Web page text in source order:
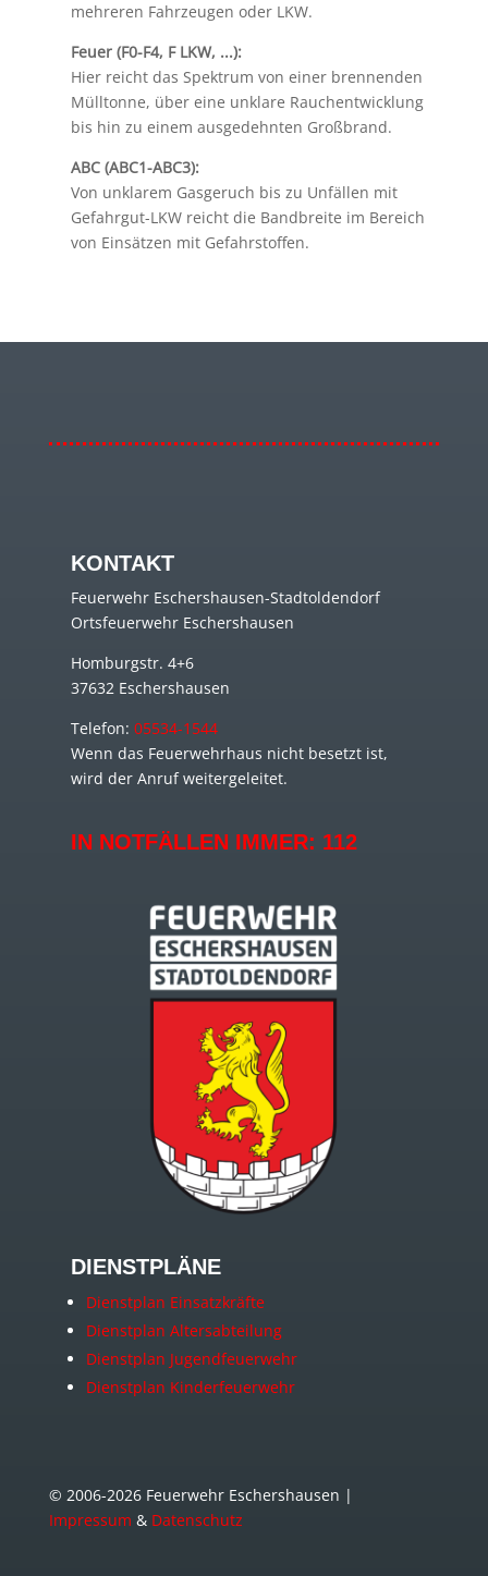
mehreren Fahrzeugen oder LKW.
Feuer (F0-F4, F LKW, ...):
Hier reicht das Spektrum von einer brennenden
Mülltonne, über eine unklare Rauchentwicklung
bis hin zu einem ausgedehnten Großbrand.
ABC (ABC1-ABC3):
Von unklarem Gasgeruch bis zu Unfällen mit
Gefahrgut-LKW reicht die Bandbreite im Bereich
von Einsätzen mit Gefahrstoffen.
KONTAKT
Feuerwehr Eschershausen-Stadtoldendorf
Ortsfeuerwehr Eschershausen
Homburgstr. 4+6
37632 Eschershausen
Telefon: 05534-1544
Wenn das Feuerwehrhaus nicht besetzt ist,
wird der Anruf weitergeleitet.
IN NOTFÄLLEN IMMER: 112
DIENSTPLÄNE
Dienstplan Einsatzkräfte
Dienstplan Altersabteilung
Dienstplan Jugendfeuerwehr
Dienstplan Kinderfeuerwehr
© 2006-2026 Feuerwehr Eschershausen |
Impressum & Datenschutz